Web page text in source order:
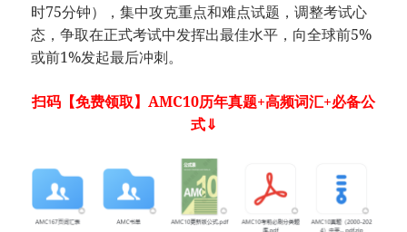
时75分钟），集中攻克重点和难点试题，调整考试心
态，争取在正式考试中发挥出最佳水平，向全球前5%
或前1%发起最后冲刺。
扫码 【免费领取】AMC10历年真题+高频词汇+必备公
式⇓